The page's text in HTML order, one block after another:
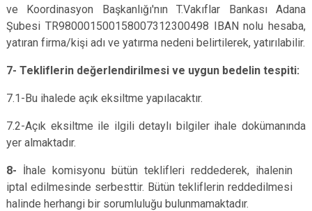
ve Koordinasyon Başkanlığı'nın T.Vakıflar Bankası Adana
Şubesi TR980001500158007312300498 IBAN nolu hesaba,
yatıran firma/kişi adı ve yatırma nedeni belirtilerek, yatırılabilir.
7- Tekliflerin değerlendirilmesi ve uygun bedelin tespiti:
7.1-Bu ihalede açık eksiltme yapılacaktır.
7.2-Açık eksiltme ile ilgili detaylı bilgiler ihale dokümanında
yer almaktadır.
8- İhale komisyonu bütün teklifleri reddederek, ihalenin
iptal edilmesinde serbesttir. Bütün tekliflerin reddedilmesi
halinde herhangi bir sorumluluğu bulunmamaktadır.